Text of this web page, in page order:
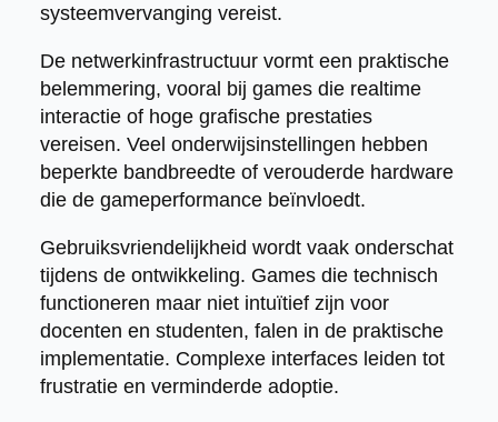
systeemvervanging vereist.
De netwerkinfrastructuur vormt een praktische
belemmering, vooral bij games die realtime
interactie of hoge grafische prestaties
vereisen. Veel onderwijsinstellingen hebben
beperkte bandbreedte of verouderde hardware
die de gameperformance beïnvloedt.
Gebruiksvriendelijkheid wordt vaak onderschat
tijdens de ontwikkeling. Games die technisch
functioneren maar niet intuïtief zijn voor
docenten en studenten, falen in de praktische
implementatie. Complexe interfaces leiden tot
frustratie en verminderde adoptie.